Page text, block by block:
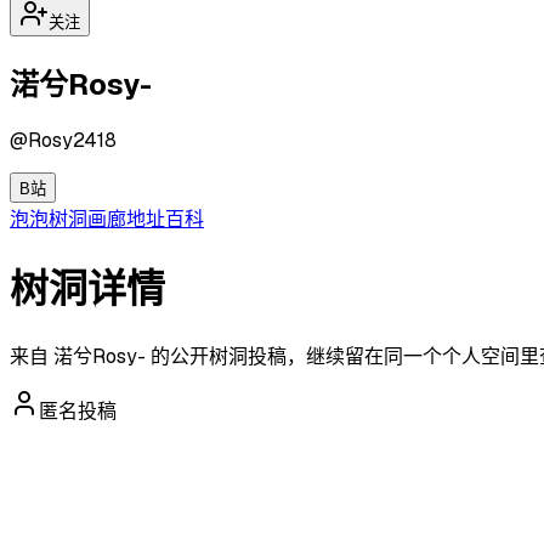
关注
渃兮Rosy-
@Rosy2418
B站
泡泡树洞画廊地址百科
树洞详情
来自 渃兮Rosy- 的公开树洞投稿，继续留在同一个个人空间里
匿名投稿